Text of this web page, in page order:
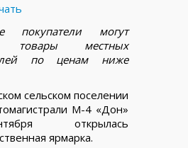
покупатели могут
товары местных
по ценам ниже
сельском поселении
М-4 «Дон»
открылась
ярмарка.